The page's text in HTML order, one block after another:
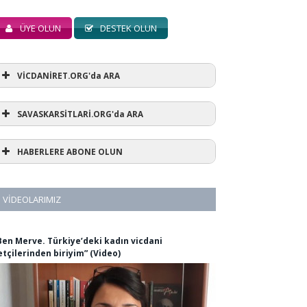
ÜYE OLUN DESTEK OLUN
VİCDANİRET.ORG'da ARA
SAVASKARSİTLARİ.ORG'da ARA
HABERLERE ABONE OLUN
VIDEOLARIMIZ
Merve. Türkiye’deki kadın vicdani
biriyim” (Video)